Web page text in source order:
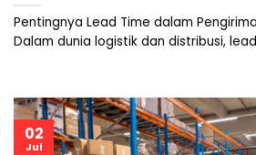
Pentingnya Lead Time dalam
Dalam dunia logistik dan distribusi,
02
Jul